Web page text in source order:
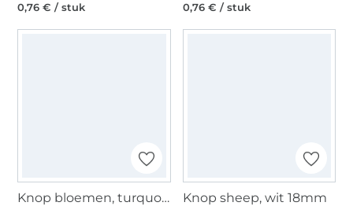
0,76 € / stuk 0,76 € / stuk
Knop bloemen, turquoise 15 mm Knop sheep, wit 18mm